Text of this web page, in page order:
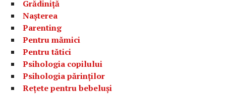
Grădiniță
Nașterea
Parenting
Pentru mămici
Pentru tătici
Psihologia copilului
Psihologia părinților
Rețete pentru bebeluși